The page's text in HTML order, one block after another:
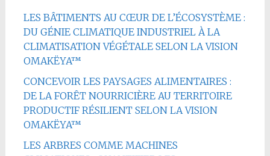
LES BÂTIMENTS AU CŒUR DE L’ÉCOSYSTÈME :
DU GÉNIE CLIMATIQUE INDUSTRIEL À LA
CLIMATISATION VÉGÉTALE SELON LA VISION
OMAKËYA™
CONCEVOIR LES PAYSAGES ALIMENTAIRES :
DE LA FORÊT NOURRICIÈRE AU TERRITOIRE
PRODUCTIF RÉSILIENT SELON LA VISION
OMAKËYA™
LES ARBRES COMME MACHINES